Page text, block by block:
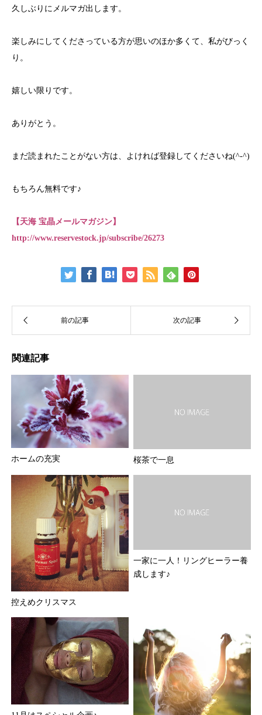
久しぶりにメルマガ出します。
楽しみにしてくださっている方が思いのほか多くて、私がびっく
り。
嬉しい限りです。
ありがとう。
まだ読まれたことがない方は、よければ登録してくださいね(^-^)
もちろん無料です♪
【天海 宝晶メールマガジン】
http://www.reservestock.jp/subscribe/26273
関連記事
ホームの充実 桜茶で一息
控えめクリスマス
一家に一人！リングヒーラー養
成します♪